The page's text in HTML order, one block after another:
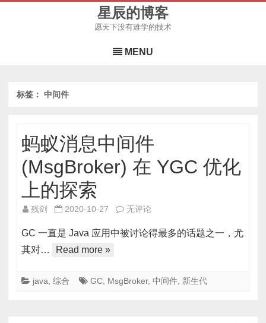
星辰的博客
愿天下没有难学的技术
to
content
MENU
标签： 中间件
蚂蚁消息中间件
(MsgBroker) 在 YGC 优化
上的探索
残剑 2020-10-27
蚂
消
间
无评论
GC 一直是 Java 应用中被讨论得最多的话题之一，尤
其对…
Read more »
java 综合 GC MsgBroker, 中间件 新生代